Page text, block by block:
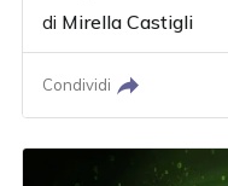
di Mirella Castigli
Condividi